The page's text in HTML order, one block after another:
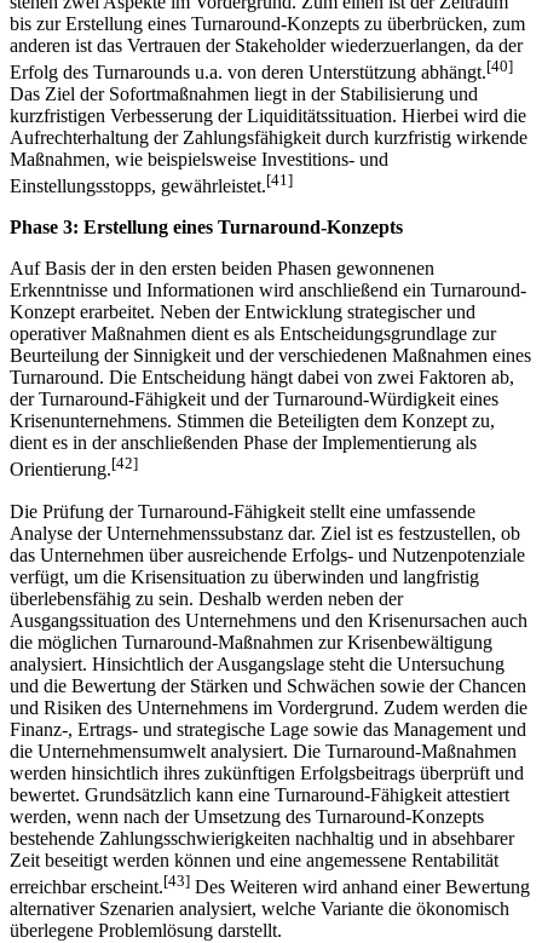
bis zur Erstellung eines Turnaround-Konzepts zu überbrücken, zum
anderen ist das Vertrauen der Stakeholder wiederzuerlangen, da der
Erfolg des Turnarounds u.a. von deren Unterstützung abhängt.[40]
Das Ziel der Sofortmaßnahmen liegt in der Stabilisierung und
kurzfristigen Verbesserung der Liquiditätssituation. Hierbei wird die
Aufrechterhaltung der Zahlungsfähigkeit durch kurzfristig wirkende
Maßnahmen, wie beispielsweise Investitions- und
Einstellungsstopps, gewährleistet.[41]
Phase 3: Erstellung eines Turnaround-Konzepts
Auf Basis der in den ersten beiden Phasen gewonnenen
Erkenntnisse und Informationen wird anschließend ein Turnaround-
Konzept erarbeitet. Neben der Entwicklung strategischer und
operativer Maßnahmen dient es als Entscheidungsgrundlage zur
Beurteilung der Sinnigkeit und der verschiedenen Maßnahmen eines
Turnaround. Die Entscheidung hängt dabei von zwei Faktoren ab,
der Turnaround-Fähigkeit und der Turnaround-Würdigkeit eines
Krisen­unternehmens. Stimmen die Beteiligten dem Konzept zu,
dient es in der anschließenden Phase der Implementierung als
Orientierung.[42]
Die Prüfung der Turnaround-Fähigkeit stellt eine umfassende
Analyse der Unternehmenssubstanz dar. Ziel ist es festzustellen, ob
das Unternehmen über ausreichende Erfolgs- und Nutzenpotenziale
verfügt, um die Krisensituation zu überwinden und langfristig
überlebens­fähig zu sein. Deshalb werden neben der
Ausgangssituation des Unternehmens und den Krisen­ursachen auch
die möglichen Turnaround-Maßnahmen zur Krisenbewältigung
analysiert. Hinsichtlich der Ausgangslage steht die Untersuchung
und die Bewertung der Stärken und Schwächen sowie der Chancen
und Risiken des Unternehmens im Vordergrund. Zudem werden die
Finanz-, Ertrags- und strategische Lage sowie das Management und
die Unternehmens­umwelt analysiert. Die Turnaround-Maßnahmen
werden hinsichtlich ihres zukünftigen Erfolgsbeitrags überprüft und
bewertet. Grundsätzlich kann eine Turnaround-Fähig­keit attestiert
werden, wenn nach der Umsetzung des Turnaround-Konzepts
bestehende Zahlungs­schwierigkeiten nachhaltig und in absehbarer
Zeit beseitigt werden können und eine angemessene Rentabilität
erreichbar erscheint.[43] Des Weiteren wird anhand einer Bewertung
alternativer Szenarien analysiert, welche Variante die ökonomisch
überlegene Problemlösung darstellt.